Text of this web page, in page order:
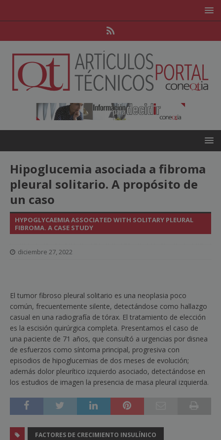
Hipoglucemia asociada a fibroma
pleural solitario. A propósito de
un caso
HYPOGLYCAEMIA ASSOCIATED WITH SOLITARY PLEURAL
FIBROMA. A CASE STUDY
diciembre 27, 2022
El tumor fibroso pleural solitario es una neoplasia poco
común, frecuentemente silente, detectándose como hallazgo
casual en una radiografía de tórax. El tratamiento de elección
es la escisión quirúrgica completa. Presentamos el caso de
una paciente de 71 años, que consultó a urgencias por disnea
de esfuerzos como síntoma principal, progresiva con
episodios de hipoglucemias de dos meses de evolución;
además dolor pleurítico izquierdo asociado, detectándose en
los estudios de imagen la presencia de masa pleural izquierda.
FACTORES DE CRECIMIENTO INSULÍNICO